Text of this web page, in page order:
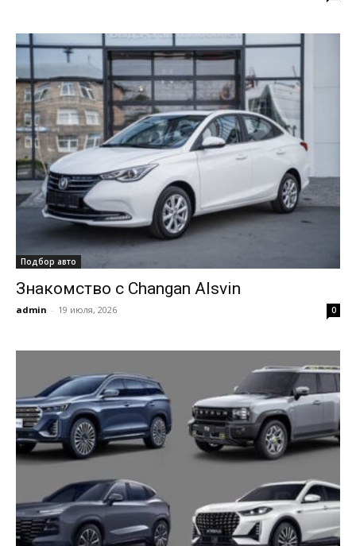
Подбор авто
Знакомство с Changan Alsvin
admin - 19 июля, 2026 0